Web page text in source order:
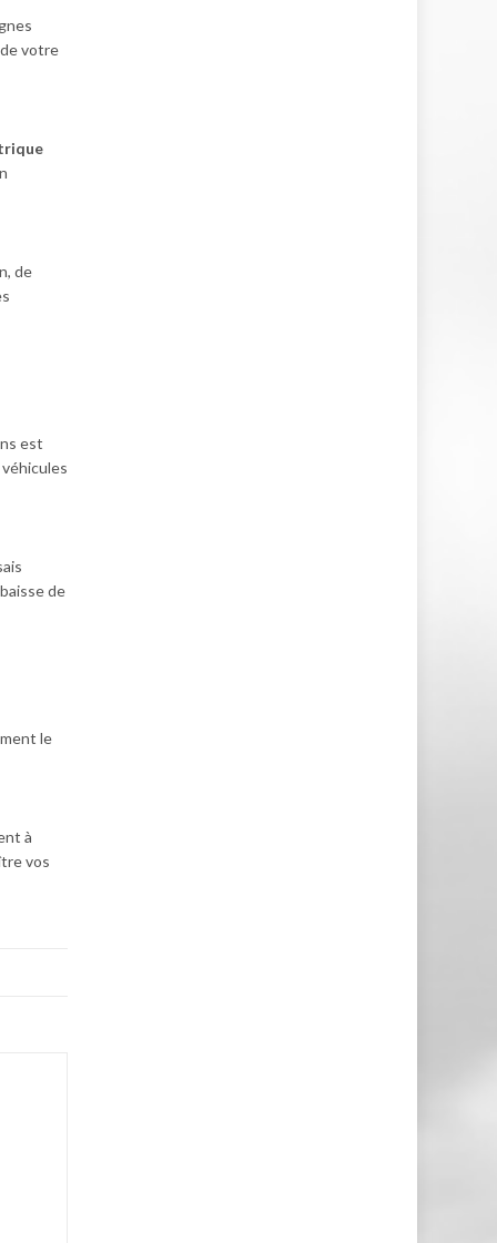
de votre
de
est
de
le
à
vos